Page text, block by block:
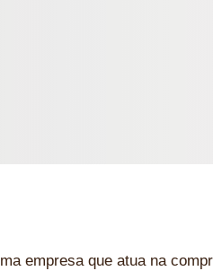
empresa que atua na